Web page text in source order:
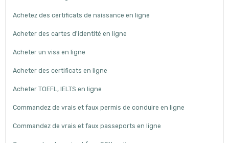
Achetez des certificats de naissance en ligne
Acheter des cartes d'identité en ligne
Acheter un visa en ligne
Acheter des certificats en ligne
Acheter TOEFL, IELTS en ligne
Commandez de vrais et faux permis de conduire en ligne
Commandez de vrais et faux passeports en ligne